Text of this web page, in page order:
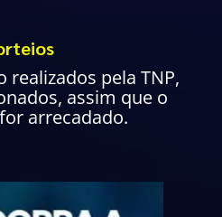
realizados pela TNP,
assim que o
arrecadado.